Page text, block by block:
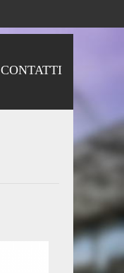
CONTATTI